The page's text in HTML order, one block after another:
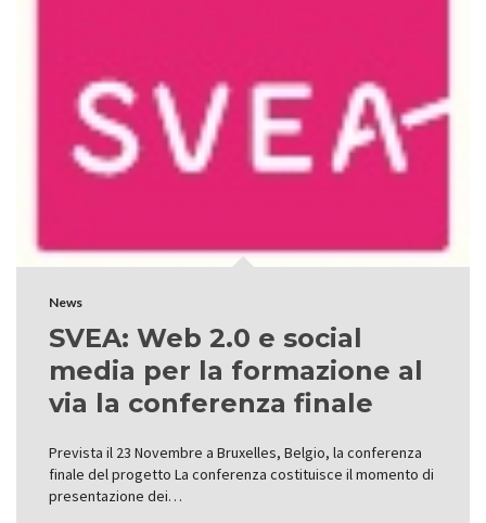
News
SVEA: Web 2.0 e social
media per la formazione al
via la conferenza finale
Prevista il 23 Novembre a Bruxelles, Belgio, la conferenza
finale del progetto La conferenza costituisce il momento di
presentazione dei…